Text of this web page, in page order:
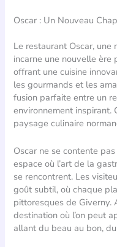
Oscar : Un Nouveau
Le restaurant Oscar,
incarne une nouvelle ère
offrant une cuisine
les gourmands et les
fusion parfaite entre un
environnement inspirant.
paysage culinaire
Oscar ne se contente
espace où l’art de la
se rencontrent. Les
goût subtil, où chaque
pittoresques de Giverny.
destination où l’on peut
allant du beau au bon,